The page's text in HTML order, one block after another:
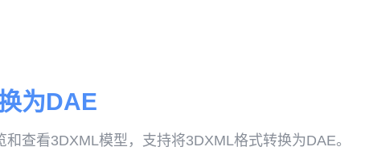
为DAE
和查看3DXML模型，支持将3DXML格式转换为DAE。